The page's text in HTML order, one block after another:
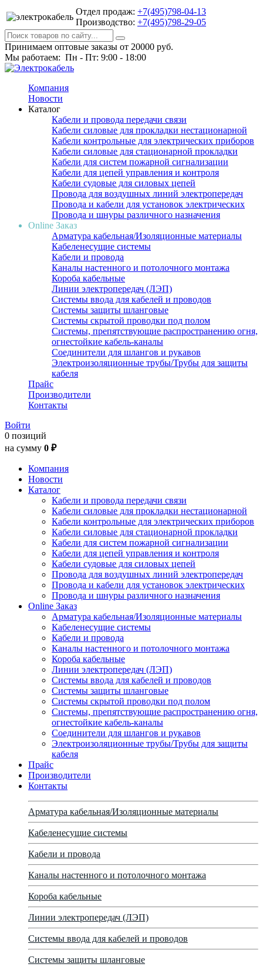
Отдел продаж: +7(495)798-04-13
Производство: +7(495)798-29-05
Принимаем оптовые заказы от 20000 руб.
Мы работаем: Пн - Пт: 9:00 - 18:00
Компания
Новости
Каталог
Кабели и провода передачи связи
Кабели силовые для прокладки нестационарной
Кабели контрольные для электрических приборов
Кабели силовые для стационарной прокладки
Кабели для систем пожарной сигнализации
Кабели для цепей управления и контроля
Кабели судовые для силовых цепей
Провода для воздушных линий электропередач
Провода и кабели для установок электрических
Провода и шнуры различного назначения
Online Заказ
Арматура кабельная/Изоляционные материалы
Кабеленесущие системы
Кабели и провода
Каналы настенного и потолочного монтажа
Короба кабельные
Линии электропередач (ЛЭП)
Системы ввода для кабелей и проводов
Системы защиты шланговые
Системы скрытой проводки под полом
Системы, препятствующие распространению огня,
огнестойкие кабель-каналы
Соединители для шлангов и рукавов
Электроизоляционные трубы/Трубы для защиты
кабеля
Прайс
Производители
Контакты
Войти
0 позиций
на сумму 0 ₽
Компания
Новости
Каталог
Кабели и провода передачи связи
Кабели силовые для прокладки нестационарной
Кабели контрольные для электрических приборов
Кабели силовые для стационарной прокладки
Кабели для систем пожарной сигнализации
Кабели для цепей управления и контроля
Кабели судовые для силовых цепей
Провода для воздушных линий электропередач
Провода и кабели для установок электрических
Провода и шнуры различного назначения
Online Заказ
Арматура кабельная/Изоляционные материалы
Кабеленесущие системы
Кабели и провода
Каналы настенного и потолочного монтажа
Короба кабельные
Линии электропередач (ЛЭП)
Системы ввода для кабелей и проводов
Системы защиты шланговые
Системы скрытой проводки под полом
Системы, препятствующие распространению огня,
огнестойкие кабель-каналы
Соединители для шлангов и рукавов
Электроизоляционные трубы/Трубы для защиты
кабеля
Прайс
Производители
Контакты
Арматура кабельная/Изоляционные материалы
Кабеленесущие системы
Кабели и провода
Каналы настенного и потолочного монтажа
Короба кабельные
Линии электропередач (ЛЭП)
Системы ввода для кабелей и проводов
Системы защиты шланговые